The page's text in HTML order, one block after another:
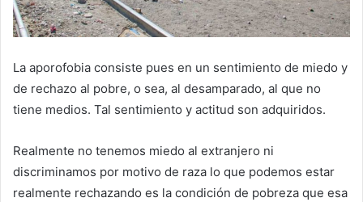
La aporofobia consiste pues en un sentimiento de miedo y
de rechazo al pobre, o sea, al desamparado, al que no
tiene medios. Tal sentimiento y actitud son adquiridos.
Realmente no tenemos miedo al extranjero ni
discriminamos por motivo de raza lo que podemos estar
realmente rechazando es la condición de pobreza que esa